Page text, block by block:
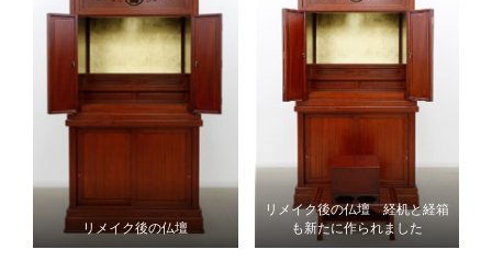
リメイク後の仏壇
リメイク後の仏壇 経机と経箱
も新たに作られました